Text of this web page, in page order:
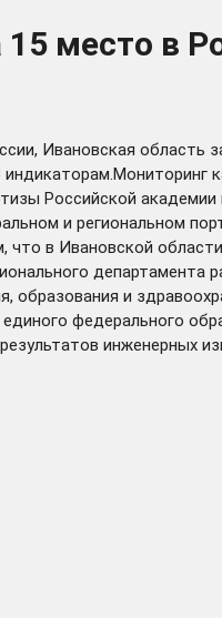
место в
Ивановская область
Российской
и региональном
в Ивановской
образования и
федерального
инженерных